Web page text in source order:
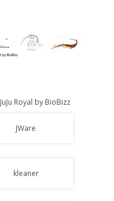
JuJu Royal by BioBizz
JWare
kleaner